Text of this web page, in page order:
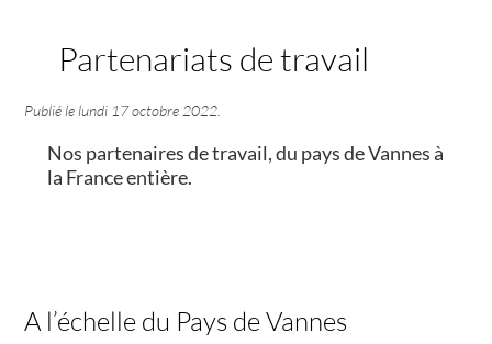
Partenariats de travail
Publié le lundi 17 octobre 2022
Nos partenaires de travail, du pays de Vannes à
la France entière.
A l’échelle du Pays de Vannes